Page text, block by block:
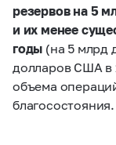
резервов на 5
и их менее
годы (на 5 млрд
долларов США в
объема
благосостояния.